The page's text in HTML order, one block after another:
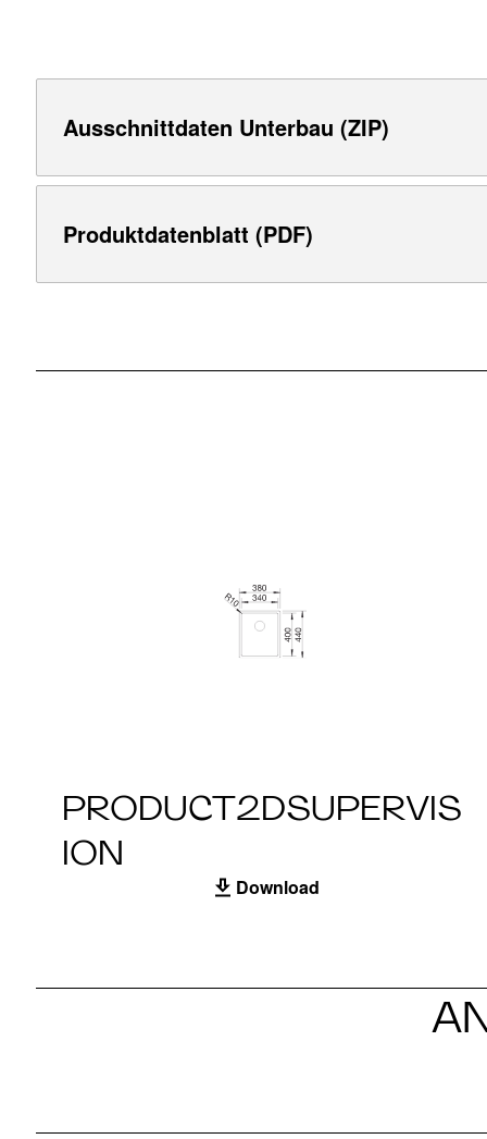
Ausschnittdaten Unterbau (ZIP)
Produktdatenblatt (PDF)
PRODUCT2DSUPERVIS
ION
Download